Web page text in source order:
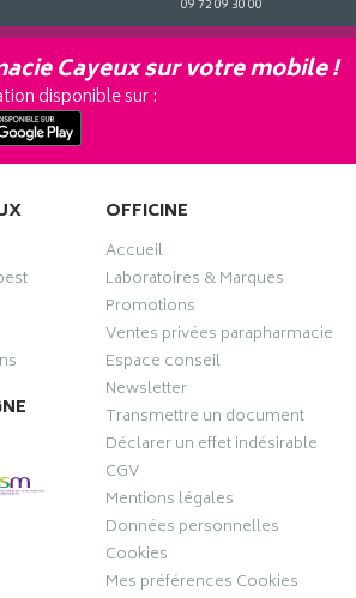
09 72 09 30 00
Cayeux sur votre mobile !
disponible sur :
OFFICINE
Accueil
Laboratoires & Marques
Promotions
Ventes privées parapharmacie
Espace conseil
Newsletter
Transmettre un document
Déclarer un effet indésirable
CGV
Mentions légales
Données personnelles
Cookies
Mes préférences Cookies